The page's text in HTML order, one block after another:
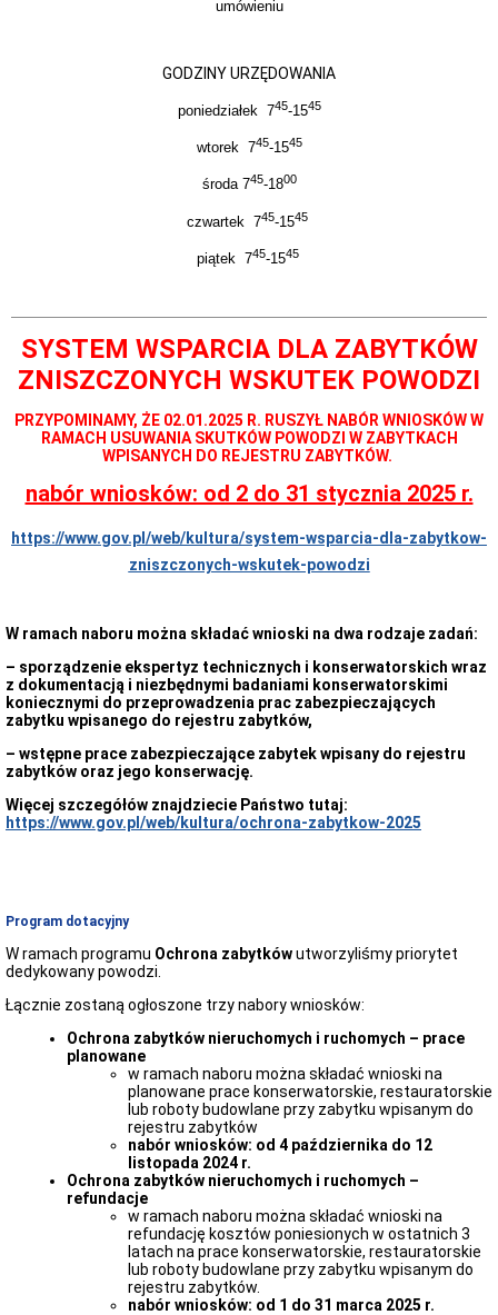
Zabytek
Zadbany
Kontrole
Kontrole
wewnętrzne
Dzienniki
Dziennik
Dziennnik
Województwa
Dolnośląskiego
Petycje
dotyczące
petycji
Jak
złożyć
petycję
rozpatrzonych
petycjach
Złożone
petycje
Złożone
Klauzula
Informacyjna
umówieniu
GODZINY URZĘDOWANIA
poniedziałek 745-1545
wtorek 745-1545
środa 745-1800
czwartek 745-1545
piątek 745-1545
SYSTEM WSPARCIA DLA ZABYTKÓW
ZNISZCZONYCH WSKUTEK POWODZI
PRZYPOMINAMY, ŻE 02.01.2025 R. RUSZYŁ NABÓR WNIOSKÓW W
RAMACH USUWANIA SKUTKÓW POWODZI W ZABYTKACH
WPISANYCH DO REJESTRU ZABYTKÓW.
nabór wniosków: od 2 do 31 stycznia 2025 r.
https://www.gov.pl/web/kultura/system-wsparcia-dla-zabytkow-
zniszczonych-wskutek-powodzi
W ramach naboru można składać wnioski na dwa rodzaje zadań:
– sporządzenie ekspertyz technicznych i konserwatorskich wraz
z dokumentacją i niezbędnymi badaniami konserwatorskimi
koniecznymi do przeprowadzenia prac zabezpieczających
zabytku wpisanego do rejestru zabytków,
– wstępne prace zabezpieczające zabytek wpisany do rejestru
zabytków oraz jego konserwację.
Więcej szczegółów znajdziecie Państwo tutaj:
https://www.gov.pl/web/kultura/ochrona-zabytkow-2025
Program dotacyjny
W ramach programu Ochrona zabytkówutworzyliśmy priorytet
dedykowany powodzi.
Łącznie zostaną ogłoszone trzy nabory wniosków:
Ochrona zabytków nieruchomych i ruchomych – prace
planowane
w ramach naboru można składać wnioski na
planowane prace konserwatorskie, restauratorskie
lub roboty budowlane przy zabytku wpisanym do
rejestru zabytków
nabór wniosków: od 4 października do 12
listopada 2024 r.
Ochrona zabytków nieruchomych i ruchomych –
refundacje
w ramach naboru można składać wnioski na
refundację kosztów poniesionych w ostatnich 3
latach na prace konserwatorskie, restauratorskie
lub roboty budowlane przy zabytku wpisanym do
rejestru zabytków.
nabór wniosków: od 1 do 31 marca 2025 r.